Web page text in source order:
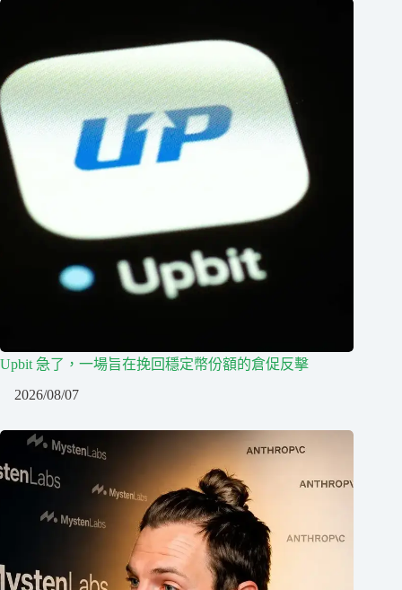
Upbit 急了，一場旨在挽回穩定幣份額的倉促反擊
2026/08/07